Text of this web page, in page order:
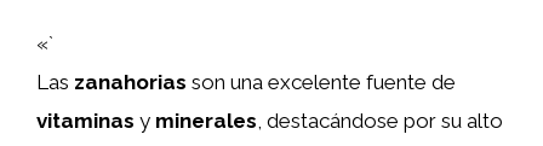
«`
Las zanahorias son una excelente fuente de
vitaminas y minerales, destacándose por su alto